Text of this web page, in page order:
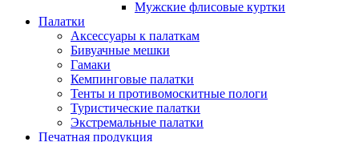
Мужские флисовые куртки
Палатки
Аксессуары к палаткам
Бивуачные мешки
Гамаки
Кемпинговые палатки
Тенты и противомоскитные пологи
Туристические палатки
Экстремальные палатки
Печатная продукция